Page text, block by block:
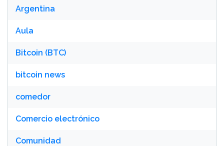
Argentina
Aula
Bitcoin (BTC)
bitcoin news
comedor
Comercio electrónico
Comunidad